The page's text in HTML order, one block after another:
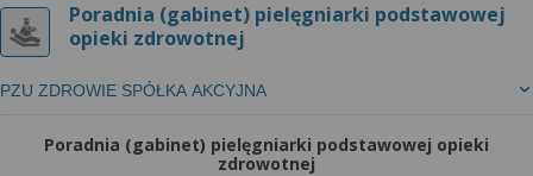
Poradnia (gabinet) pielęgniarki podstawowej
opieki zdrowotnej
PZU ZDROWIE SPÓŁKA AKCYJNA
Poradnia (gabinet) pielęgniarki podstawowej opieki
zdrowotnej